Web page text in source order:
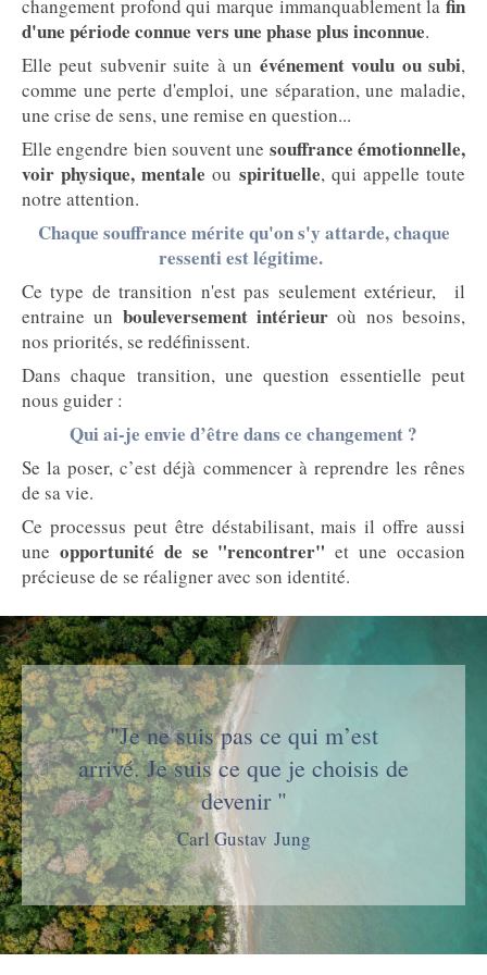
changement profond qui marque immanquablement la fin
d'une période connue vers une phase plus inconnue.
Elle peut subvenir suite à un événement voulu ou subi,
comme une perte d'emploi, une séparation, une maladie,
une crise de sens, une remise en question...
Elle engendre bien souvent une souffrance émotionnelle,
voir physique, mentale ou spirituelle, qui appelle toute
notre attention.
Chaque souffrance mérite qu'on s'y attarde, chaque
ressenti est légitime.
Ce type de transition n'est pas seulement extérieur, il
entraine un bouleversement intérieur où nos besoins,
nos priorités, se redéfinissent.
Dans chaque transition, une question essentielle peut
nous guider :
Qui ai-je envie d’être dans ce changement ?
Se la poser, c’est déjà commencer à reprendre les rênes
de sa vie.
Ce processus peut être déstabilisant, mais il offre aussi
une opportunité de se "rencontrer" et une occasion
précieuse de se réaligner avec son identité.
"Je ne suis pas ce qui m’est
arrivé. Je suis ce que je choisis de
devenir "
Carl Gustav Jung